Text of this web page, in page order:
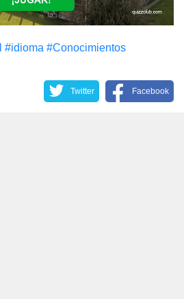
#idioma #Conocimientos
Twitter Facebook